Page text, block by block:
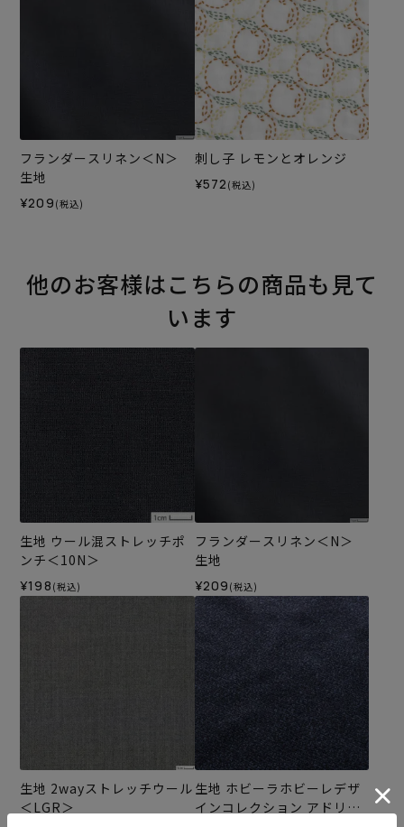
フランダースリネン＜N＞
生地
¥209 (税込)
刺し子 レモンとオレンジ
¥572 (税込)
他のお客様はこちらの商品も見て
います
生地 ウール混ストレッチポ
ンチ＜10N＞
¥198 (税込)
フランダースリネン＜N＞
生地
¥209 (税込)
生地 2wayストレッチウール
＜LGR＞
生地 ホビーラホビーレデザ
インコレクション アドリア